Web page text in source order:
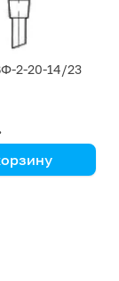
2-20-14/23